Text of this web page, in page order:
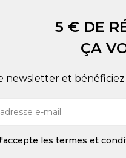
5 € DE
ÇA
newsletter et
les termes et